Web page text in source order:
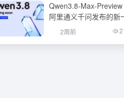
Qwen3.8-Max-Preview
阿里通义千问发布的新
旗舰大模型
2周前